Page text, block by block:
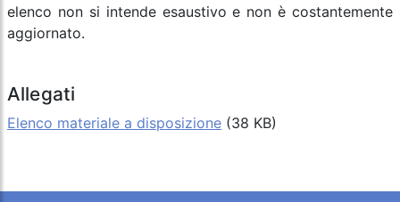
elenco non si intende esaustivo e non è costantemente
aggiornato.
Allegati
Elenco materiale a disposizione (38 KB)